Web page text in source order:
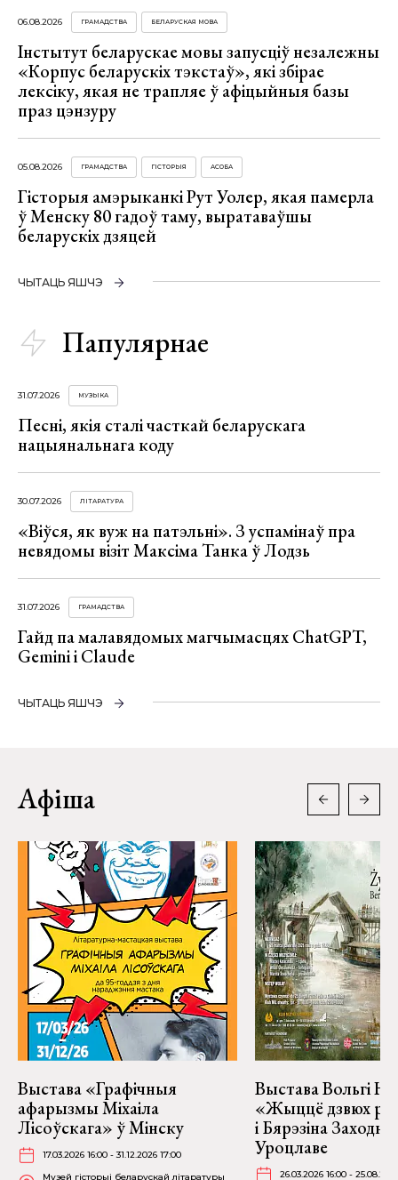
06.08.2026 ГРАМАДСТВА БЕЛАРУСКАЯ МОВА
Інстытут беларускае мовы запусціў незалежны
«Корпус беларускіх тэкстаў», які збірае
лексіку, якая не трапляе ў афіцыйныя базы
праз цэнзуру
05.08.2026 ГРАМАДСТВА ГІСТОРЫЯ АСОБА
Гісторыя амэрыканкі Рут Уолер, якая памерла
ў Менску 80 гадоў таму, выратаваўшы
беларускіх дзяцей
ЧЫТАЦЬ ЯШЧЭ
Папулярнае
31.07.2026 МУЗЫКА
Песні, якія сталі часткай беларускага
нацыянальнага коду
30.07.2026 ЛІТАРАТУРА
«Віўся, як вуж на патэльні». З успамінаў пра
невядомы візіт Максіма Танка ў Лодзь
31.07.2026 ГРАМАДСТВА
Гайд па малавядомых магчымасцях ChatGPT,
Gemini і Claude
ЧЫТАЦЬ ЯШЧЭ
Афіша
Выстава «Графічныя
афарызмы Міхаіла
Лісоўскага» ў Мінску
17.03.2026 16:00 - 31.12.2026 17:00
Музей гісторыі беларускай літаратуры
Выстава Вольгі
«Жыццё дзвюх
і Бярэзіна
Уроцлаве
26.03.2026 16:00 -